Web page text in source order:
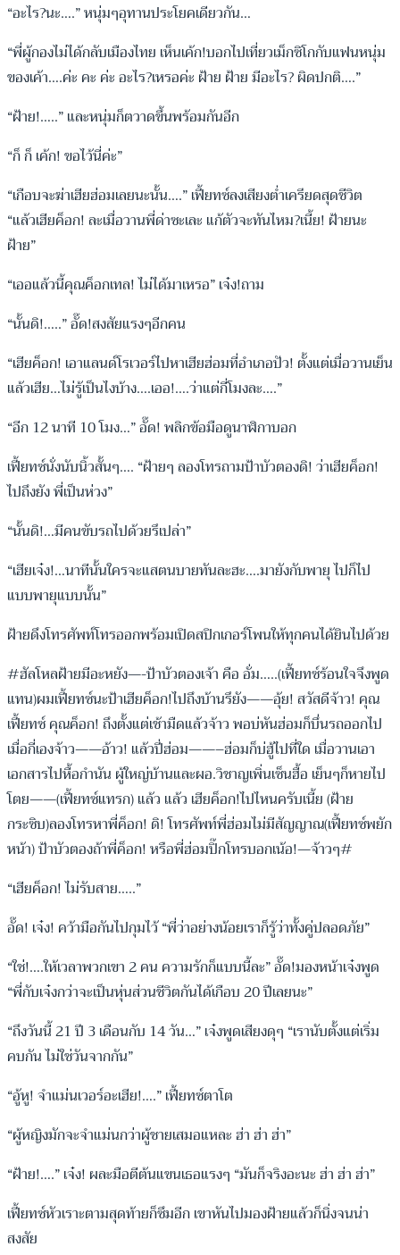
“อะไร?นะ….” หนุ่มๆอุทานประโยคเดียวกัน…
“พี่ผู้กองไม่ได้กลับเมืองไทย เห็นเค้ก!บอกไปเที่ยวเม็กซิโกกับแฟนหนุ่ม
ของเค้า….ค่ะ คะ ค่ะ อะไร?เหรอค่ะ ฝ้าย ฝ้าย มีอะไร? ผิดปกติ….”
“ฝ้าย!…..” และหนุ่มก็ตวาดขึ้นพร้อมกันอีก
“ก็ ก็ เค้ก! ขอไว้นี่ค่ะ”
“เกือบจะฆ่าเฮียฮ่อมเลยนะนั้น….” เฟี้ยทซ์ลงเสียงต่ำเครียดสุดชีวิต
“แล้วเฮียค็อก! ละเมื่อวานพี่ด่าซะเละ แก้ตัวจะทันไหม?เนี้ย! ฝ้ายนะ
ฝ้าย”
“เออแล้วนี้คุณค็อกเทล! ไม่ได้มาเหรอ” เจ๋ง!ถาม
“นั้นดิ!…..” อั๊ด!สงสัยแรงๆอีกคน
“เฮียค็อก! เอาแลนด์โรเวอร์ไปหาเฮียฮ่อมที่อำเภอปัว! ตั้งแต่เมื่อวานเย็น
แล้วเฮีย…ไม่รู้เป็นไงบ้าง….เออ!….ว่าแต่กี่โมงละ….”
“อีก 12 นาที 10 โมง…” อั๊ด! พลิกข้อมือดูนาฬิกาบอก
เฟี้ยทซ์นั่งนับนิ้วสั้นๆ…. “ฝ้ายๆ ลองโทรถามป้าบัวตองดิ! ว่าเฮียค็อก!
ไปถึงยัง พี่เป็นห่วง”
“นั้นดิ!…มีคนขับรถไปด้วยรึเปล่า”
“เฮียเจ๋ง!…นาทีนั้นใครจะแสตนบายทันละฮะ….มายังกับพายุ ไปก็ไป
แบบพายุแบบนั้น”
ฝ้ายดึงโทรศัพท์โทรออกพร้อมเปิดสปิกเกอร์โพนให้ทุกคนได้ยินไปด้วย
#ฮัลโหลฝ้ายมีอะหยัง—-ป้าบัวตองเจ้า คือ อั่ม…..(เฟี้ยทซ์ร้อนใจจึงพูด
แทน)ผมเฟี้ยทซ์นะป้าเฮียค็อก!ไปถึงบ้านรึยัง——อุ้ย! สวัสดีจ้าว! คุณ
เฟี้ยทซ์ คุณค็อก! ถึงตั้งแต่เช้ามืดแล้วจ้าว พอบ่หันฮ่อมก็บึ่นรถออกไป
เมื่อกี่เองจ้าว——อ้าว! แล้วปี่ฮ่อม——–ฮ่อมก็บ่ฮู้ไปที่ใด เมื่อวานเอา
เอกสารไปหื้อกำนัน ผู้ใหญ่บ้านและผอ.วิชาญเพิ่นเซ็นฮื้อ เย็นๆก็หายไป
โตย——(เฟี้ยทซ์แทรก) แล้ว แล้ว เฮียค็อก!ไปไหนครับเนี้ย (ฝ้าย
กระซิบ)ลองโทรหาพี่ค็อก! ดิ! โทรศัพท์พี่ฮ่อมไม่มีสัญญาณ(เฟี้ยทซ์พยัก
หน้า) ป้าบัวตองถ้าพี่ค็อก! หรือพี่ฮ่อมปิ๊กโทรบอกเน้อ!—จ้าวๆ#
“เฮียค็อก! ไม่รับสาย…..”
อั๊ด! เจ๋ง! คว้ามือกันไปกุมไว้ “พี่ว่าอย่างน้อยเราก็รู้ว่าทั้งคู่ปลอดภัย”
“ใช่!….ให้เวลาพวกเขา 2 คน ความรักก็แบบนี้ละ” อั๊ด!มองหน้าเจ๋งพูด
“พี่กับเจ๋งกว่าจะเป็นหุ่นส่วนชีวิตกันได้เกือบ 20 ปีเลยนะ”
“ถึงวันนี้ 21 ปี 3 เดือนกับ 14 วัน…” เจ๋งพูดเสียงดุๆ “เรานับตั้งแต่เริ่ม
คบกัน ไม่ใช่วันจากกัน”
“อู้หู! จำแม่นเวอร์อะเฮีย!….” เฟี้ยทซ์ตาโต
“ผู้หญิงมักจะจำแม่นกว่าผู้ชายเสมอแหละ ฮ่า ฮ่า ฮ่า”
“ฝ้าย!….” เจ๋ง! ผละมือตีต้นแขนเธอแรงๆ “มันก็จริงอะนะ ฮ่า ฮ่า ฮ่า”
เฟี้ยทซ์หัวเราะตามสุดท้ายก็ซึมอีก เขาหันไปมองฝ้ายแล้วก็นิ่งจนน่า
สงสัย